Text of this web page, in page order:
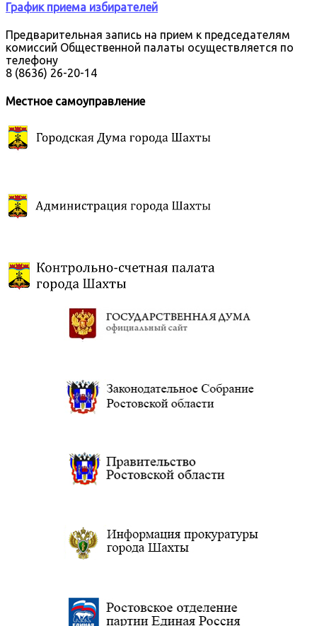
График приема избирателей
Предварительная запись на прием к председателям
комиссий Общественной палаты осуществляется по
телефону
8 (8636) 26-20-14
Местное самоуправление